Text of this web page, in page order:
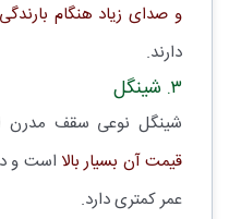
و صدای زیاد هنگام
دارند.
۳. شینگل
شینگل نوعی سقف مدرن
قیمت آن بسیار بالا است و
عمر کمتری دارد.